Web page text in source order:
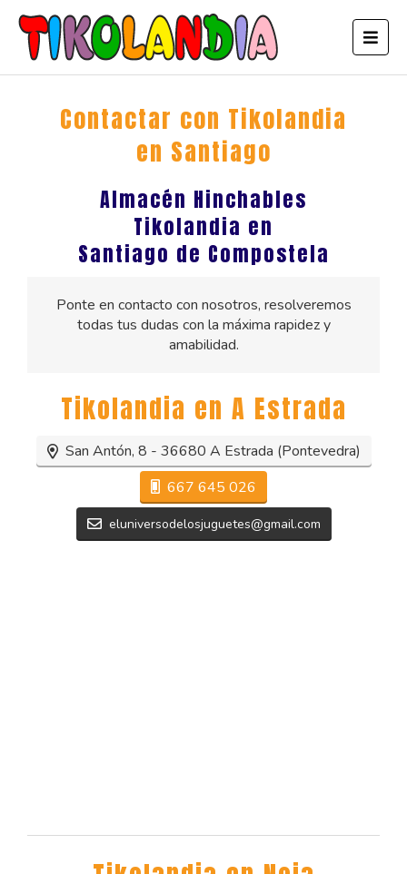
Contactar con Tikolandia
en Santiago
Almacén Hinchables
Tikolandia en
Santiago de Compostela
Ponte en contacto con nosotros, resolveremos
todas tus dudas con la máxima rapidez y
amabilidad.
Tikolandia en A Estrada
San Antón, 8 - 36680 A Estrada (Pontevedra)
667 645 026
eluniversodelosjuguetes@gmail.com